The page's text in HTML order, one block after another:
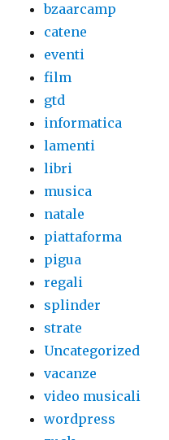
bzaarcamp
catene
eventi
film
gtd
informatica
lamenti
libri
musica
natale
piattaforma
pigua
regali
splinder
strate
Uncategorized
vacanze
video musicali
wordpress